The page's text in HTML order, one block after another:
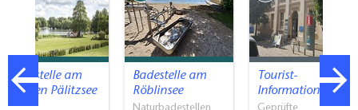
Badestelle am
Kleinen Pälitzsee
in…
Badestelle am
Röblinsee
Tourist-
Information…